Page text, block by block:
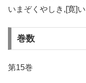
いまぞくやしき,[寛]
巻数
第15巻